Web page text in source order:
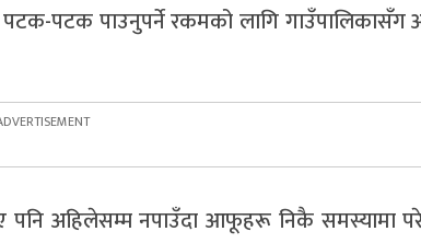
पटक पाउनुपर्ने रकमको लागि गाउँपालिकासँग
अहिलेसम्म नपाउँदा आफूहरू निकै समस्यामा